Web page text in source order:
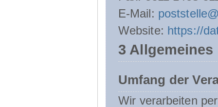
E-Mail:
Website: https://
3
Umfang der
Wir verarbeiten